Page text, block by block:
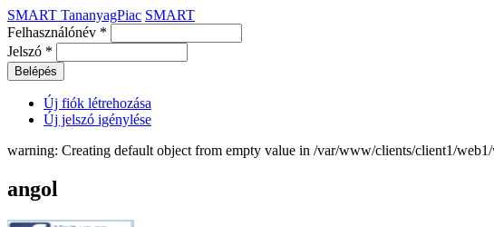
SMART TananyagPiac SMART
Felhasználónév *
Jelszó *
Új fiók létrehozása
Új jelszó igénylése
warning: Creating default object from empty value in /var/www/clients/client1/
angol